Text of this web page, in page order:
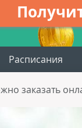
Расписания
заказать